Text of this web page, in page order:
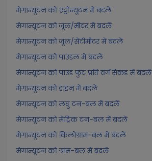
मेगान्यूटन को एट्टोन्यूटन में बदलें
मेगान्यूटन को जूल/मीटर में बदलें
मेगान्यूटन को जूल/सेंटीमीटर में बदलें
मेगान्यूटन को पाउंडल में बदलें
मेगान्यूटन को पाउंड फुट प्रति वर्ग सेकंड में बदलें
मेगान्यूटन को डाइन में बदलें
मेगान्यूटन को लघु टन-बल में बदलें
मेगान्यूटन को मेट्रिक टन-बल में बदलें
मेगान्यूटन को किलोग्राम-बल में बदलें
मेगान्यूटन को ग्राम-बल में बदलें